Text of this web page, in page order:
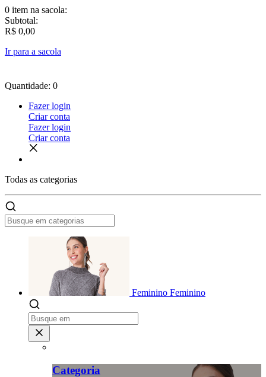
0 item na sacola:
Subtotal:
R$ 0,00
Ir para a sacola
Quantidade: 0
Fazer login
Criar conta
Fazer login
Criar conta
Todas as categorias
Feminino Feminino
Categoria